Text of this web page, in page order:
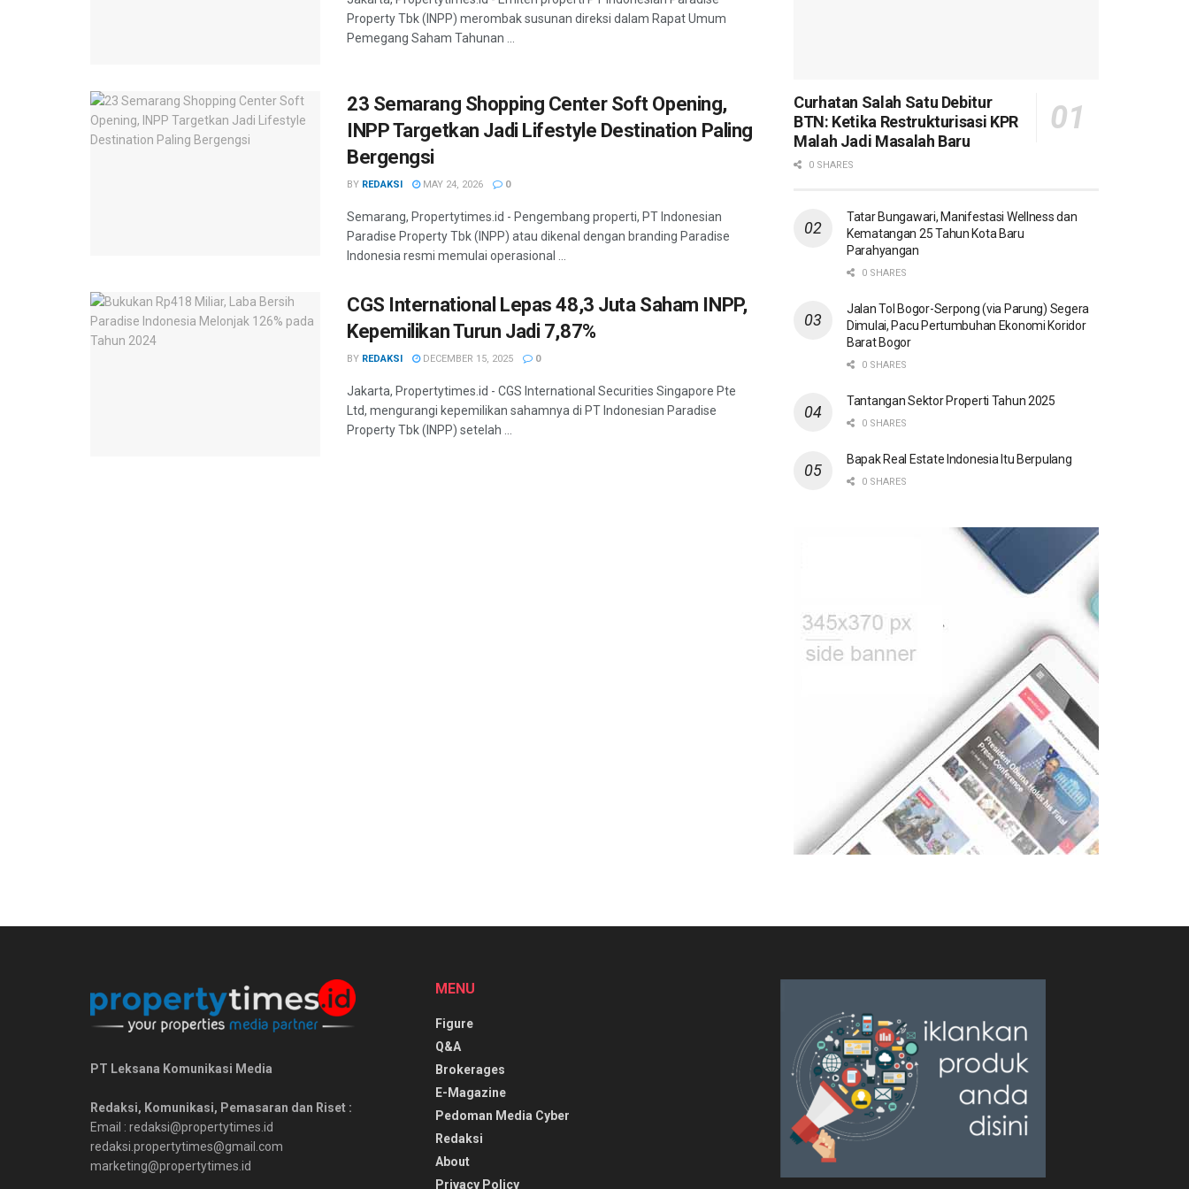
Property Tbk (INPP) merombak susunan direksi dalam Rapat Umum
Pemegang Saham Tahunan ...
23 Semarang Shopping Center Soft Opening,
INPP Targetkan Jadi Lifestyle Destination Paling
Bergengsi
BY REDAKSI MAY 24, 2026 0
Semarang, Propertytimes.id - Pengembang properti, PT Indonesian
Paradise Property Tbk (INPP) atau dikenal dengan branding Paradise
Indonesia resmi memulai operasional ...
CGS International Lepas 48,3 Juta Saham INPP,
Kepemilikan Turun Jadi 7,87%
BY REDAKSI DECEMBER 15, 2025 0
Jakarta, Propertytimes.id - CGS International Securities Singapore Pte
Ltd, mengurangi kepemilikan sahamnya di PT Indonesian Paradise
Property Tbk (INPP) setelah ...
Curhatan Salah Satu Debitur
BTN: Ketika Restrukturisasi KPR
Malah Jadi Masalah Baru
0 SHARES
Tatar Bungawari, Manifestasi Wellness dan
Kematangan 25 Tahun Kota Baru
Parahyangan
0 SHARES
Jalan Tol Bogor-Serpong (via Parung) Segera
Dimulai, Pacu Pertumbuhan Ekonomi Koridor
Barat Bogor
0 SHARES
Tantangan Sektor Properti Tahun 2025
0 SHARES
Bapak Real Estate Indonesia Itu Berpulang
0 SHARES
PT Leksana Komunikasi Media
Redaksi, Komunikasi, Pemasaran dan Riset :
Email : redaksi@propertytimes.id
redaksi.propertytimes@gmail.com
marketing@propertytimes.id
MENU
Figure
Q&A
Brokerages
E-Magazine
Pedoman Media Cyber
Redaksi
About
Privacy Policy